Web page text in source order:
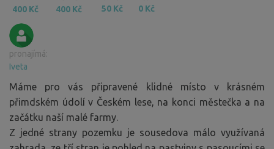
400 Kč 400 Kč 50 Kč 0 Kč
pronajímá:
Iveta
Máme pro vás připravené klidné místo v krásném
přimdském údolí v Českém lese, na konci městečka a na
začátku naší malé farmy.
Z jedné strany pozemku je sousedova málo využívaná